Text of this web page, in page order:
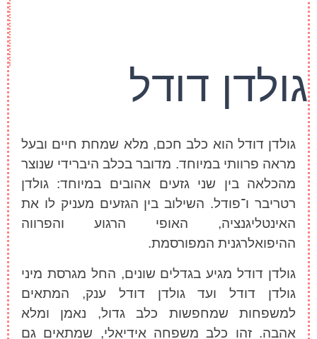
גולדן דודל
גולדן דודל הוא כלב חכם, מלא שמחת חיים ובעל
מראה פרוותי במיוחד. מדובר בכלב היברידי שנוצר
מהכלאה בין שני גזעים אהובים במיוחד: גולדן
רטריבר ו־פודל. השילוב בין הגזעים מעניק לו את
האינטליגנציה, האופי הרגוע והפרווה
ההיפואלרגנית המפורסמת.
גולדן דודל מגיע בגדלים שונים, החל מגרסת מיני
גולדן דודל ועד גולדן דודל ענק, המתאים
למשפחות שמחפשות כלב גדול, נאמן ומלא
אהבה. זהו כלב משפחה אידיאלי, שמתאים גם